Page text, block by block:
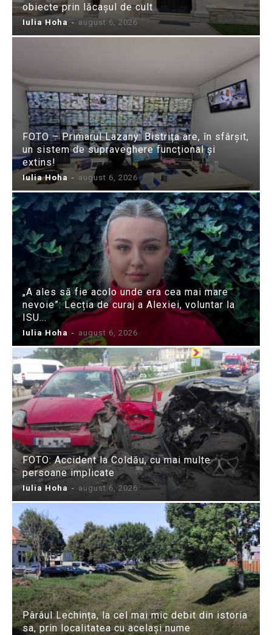
obiecte prin lăcașul de cult
Iulia Hoha - august 6, 2026
FOTO – Primarul Lazany: Bistrița are, în sfârșit,
un sistem de supraveghere funcțional și
extins!
Iulia Hoha - august 6, 2026
„A ales să fie acolo unde era cea mai mare
nevoie”: Lecția de curaj a Alexiei, voluntar la
ISU...
Iulia Hoha - august 6, 2026
FOTO: Accident la Coldău, cu mai multe
persoane implicate
Iulia Hoha - august 6, 2026
Pârâul Lechința, la cel mai mic debit din istoria
sa, prin localitatea cu același nume